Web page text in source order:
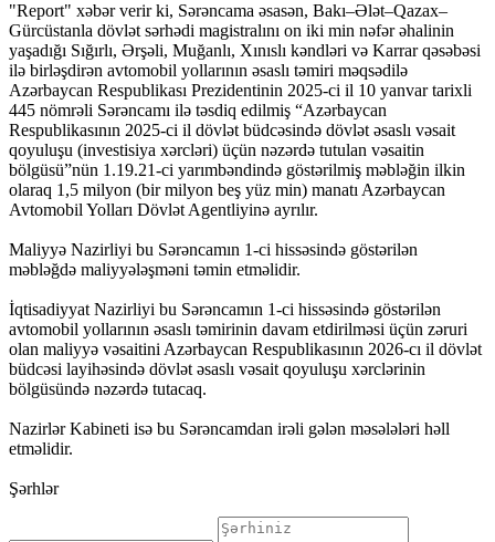
"Report" xəbər verir ki, Sərəncama əsasən, Bakı–Ələt–Qazax–
Gürcüstanla dövlət sərhədi magistralını on iki min nəfər əhalinin
yaşadığı Sığırlı, Ərşəli, Muğanlı, Xınıslı kəndləri və Karrar qəsəbəsi
ilə birləşdirən avtomobil yollarının əsaslı təmiri məqsədilə
Azərbaycan Respublikası Prezidentinin 2025-ci il 10 yanvar tarixli
445 nömrəli Sərəncamı ilə təsdiq edilmiş “Azərbaycan
Respublikasının 2025-ci il dövlət büdcəsində dövlət əsaslı vəsait
qoyuluşu (investisiya xərcləri) üçün nəzərdə tutulan vəsaitin
bölgüsü”nün 1.19.21-ci yarımbəndində göstərilmiş məbləğin ilkin
olaraq 1,5 milyon (bir milyon beş yüz min) manatı Azərbaycan
Avtomobil Yolları Dövlət Agentliyinə ayrılır.
Maliyyə Nazirliyi bu Sərəncamın 1-ci hissəsində göstərilən
məbləğdə maliyyələşməni təmin etməlidir.
İqtisadiyyat Nazirliyi bu Sərəncamın 1-ci hissəsində göstərilən
avtomobil yollarının əsaslı təmirinin davam etdirilməsi üçün zəruri
olan maliyyə vəsaitini Azərbaycan Respublikasının 2026-cı il dövlət
büdcəsi layihəsində dövlət əsaslı vəsait qoyuluşu xərclərinin
bölgüsündə nəzərdə tutacaq.
Nazirlər Kabineti isə bu Sərəncamdan irəli gələn məsələləri həll
etməlidir.
Şərhlər